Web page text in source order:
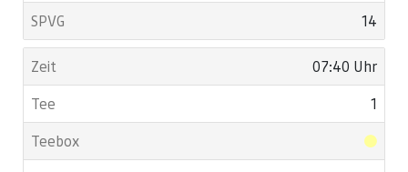
14
07:40 Uhr
1